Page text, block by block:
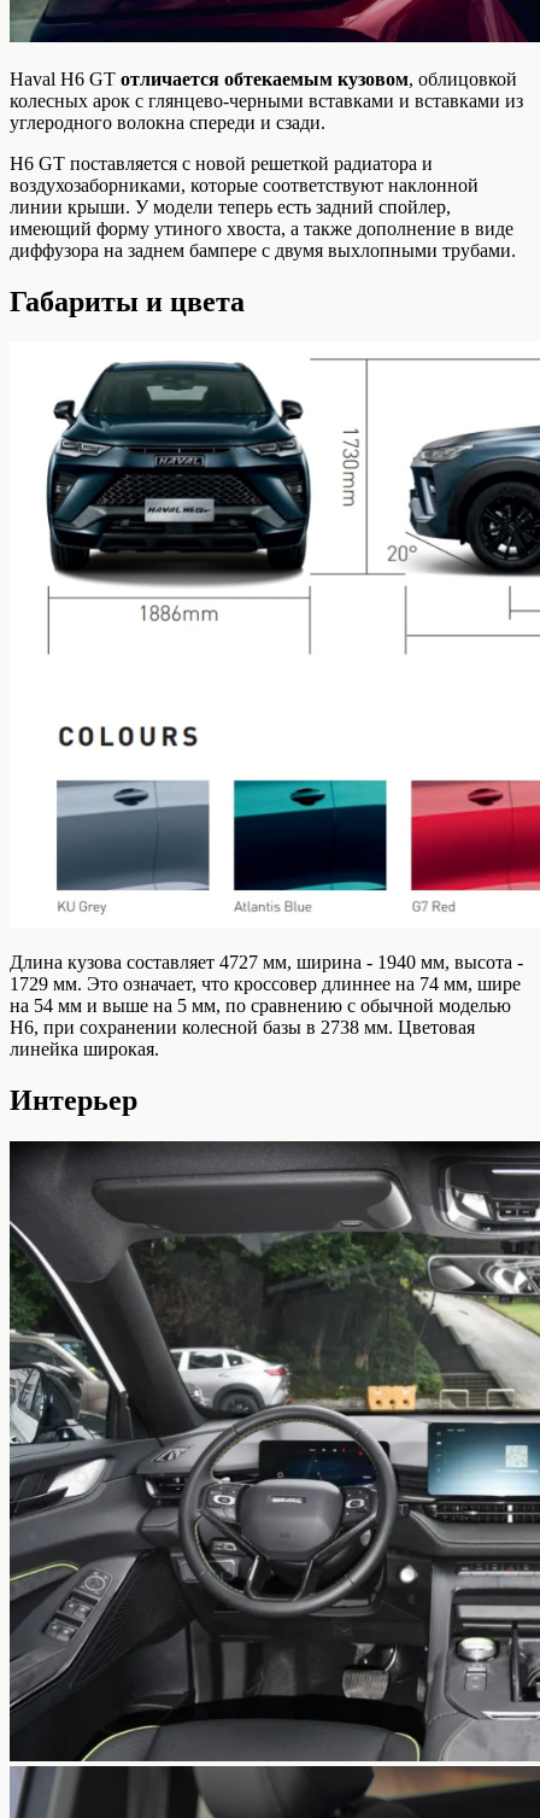
Haval H6 GT отличается обтекаемым кузовом, облицовкой
колесных арок с глянцево-черными вставками и вставками из
углеродного волокна спереди и сзади.
H6 GT поставляется с новой решеткой радиатора и
воздухозаборниками, которые соответствуют наклонной
линии крыши. У модели теперь есть задний спойлер,
имеющий форму утиного хвоста, а также дополнение в виде
диффузора на заднем бампере с двумя выхлопными трубами.
Габариты и цвета
Длина кузова составляет 4727 мм, ширина - 1940 мм, высота -
1729 мм. Это означает, что кроссовер длиннее на 74 мм, шире
на 54 мм и выше на 5 мм, по сравнению с обычной моделью
H6, при сохранении колесной базы в 2738 мм. Цветовая
линейка широкая.
Интерьер